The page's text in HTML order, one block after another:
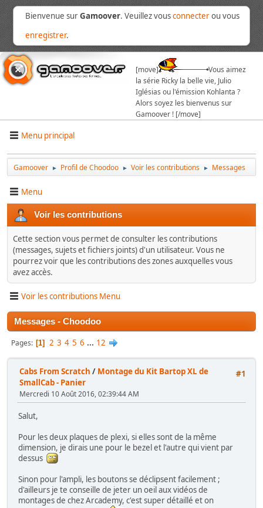
Bienvenue surGamoover. Veuillez vousconnecterou vous
enregistrer.
[move]
Vous aimez
la série Ricky la belle vie, Julio
Iglésias ou l'émission Kohlanta ?
Alors soyez les bienvenus sur
Gamoover ! [/move]
Menu principal
Gamoover ► Profil de Choodoo ► Voir les contributions ► Messages
Menu
Voir les contributions
Cette section vous permet de consulter les contributions
(messages, sujets et fichiers joints) d'un utilisateur. Vous ne
pourrez voir que les contributions des zones auxquelles vous
avez accès.
Voir les contributions Menu
Messages - Choodoo
Pages 1 2 3 4 5 6 ... 12
#1
Cabs From Scratch / Montage du Kit Bartop XL de
SmallCab - Panier
Mercredi 10 Août 2016, 02:39:44 AM
Salut,
Pour les deux plaques de plexi, si elles sont de la même
dimension, je dirais une pour le bezel et l'autre qui vient par
dessus
Sinon pour l'ampli, les boutons se déclipsent facilement ;
d'ailleurs je te conseille de jeter un oeil aux vidéos de
montages de chez Arcademy, c'est super détaillé et on